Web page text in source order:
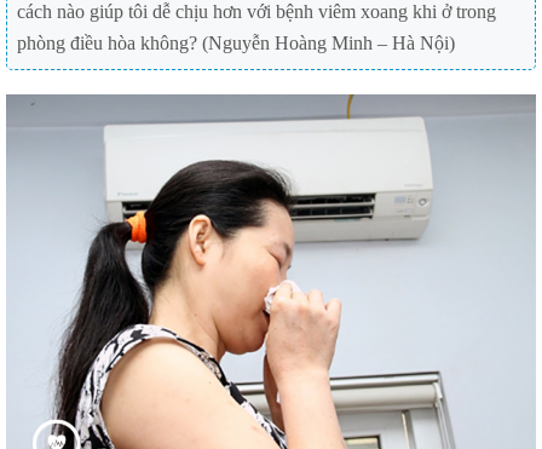
cách nào giúp tôi dễ chịu hơn với bệnh viêm xoang khi ở trong
phòng điều hòa không? (Nguyễn Hoàng Minh – Hà Nội)